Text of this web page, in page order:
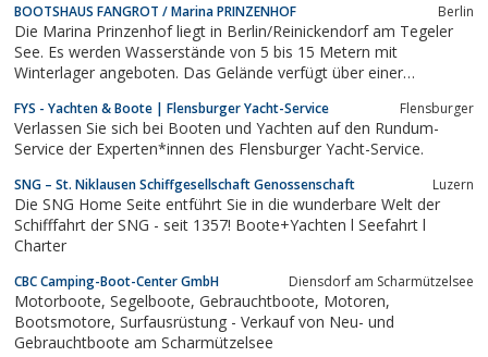
BOOTSHAUS FANGROT / Marina PRINZENHOF Berlin
Die Marina Prinzenhof liegt in Berlin/Reinickendorf am Tegeler
See. Es werden Wasserstände von 5 bis 15 Metern mit
Winterlager angeboten. Das Gelände verfügt über einer
Winterlagerkrandienst bis 15 t.. Die modernen Bootsstände
verfügen über Strom- und...
FYS - Yachten & Boote | Flensburger Yacht-Service Flensburger
Verlassen Sie sich bei Booten und Yachten auf den Rundum-
Service der Experten*innen des Flensburger Yacht-Service.
SNG – St. Niklausen Schiffgesellschaft Genossenschaft Luzern
Die SNG Home Seite entführt Sie in die wunderbare Welt der
Schifffahrt der SNG - seit 1357! Boote+Yachten l Seefahrt l
Charter
CBC Camping-Boot-Center GmbH Diensdorf am Scharmützelsee
Motorboote, Segelboote, Gebrauchtboote, Motoren,
Bootsmotore, Surfausrüstung - Verkauf von Neu- und
Gebrauchtboote am Scharmützelsee